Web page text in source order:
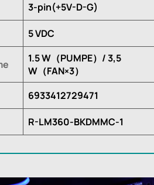
3-pin(+5V-D-G)
5 VDC
1.5 W（PUMPE）/ 3,5
W（FAN×3）
6933412729471
R-LM360-BKDMMC-1